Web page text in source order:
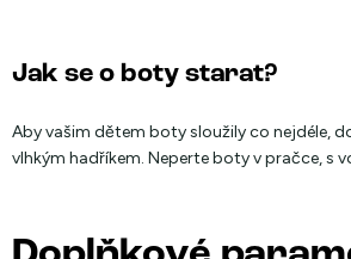
Jak se o boty starat?
Aby vašim dětem boty sloužily co nejdéle,
vlhkým hadříkem. Neperte boty v pračce, s